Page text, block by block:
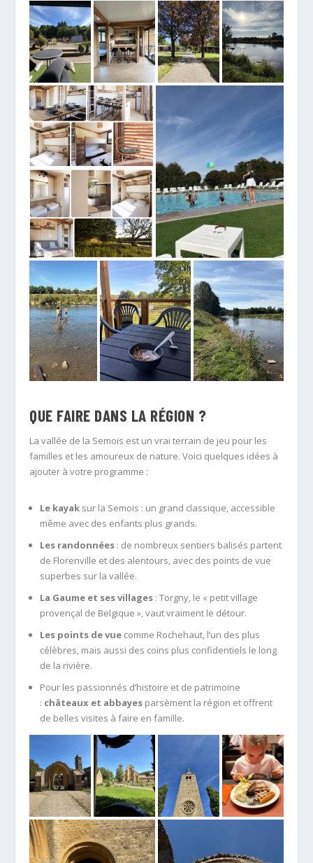
QUE FAIRE DANS LA RÉGION ?
La vallée de la Semois est un vrai terrain de jeu pour les
familles et les amoureux de nature. Voici quelques idées à
ajouter à votre programme :
Le kayak sur la Semois : un grand classique, accessible
même avec des enfants plus grands.
Les randonnées : de nombreux sentiers balisés partent
de Florenville et des alentours, avec des points de vue
superbes sur la vallée.
La Gaume et ses villages : Torgny, le « petit village
provençal de Belgique », vaut vraiment le détour.
Les points de vue comme Rochehaut, l’un des plus
célèbres, mais aussi des coins plus confidentiels le long
de la rivière.
Pour les passionnés d’histoire et de patrimoine
: châteaux et abbayes parsèment la région et offrent
de belles visites à faire en famille.